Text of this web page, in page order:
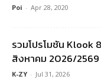
Poi - Apr 28, 2020
รวมโปรโมชัน
สิงหาคม 2026/2569
K-ZY - Jul 31, 2026